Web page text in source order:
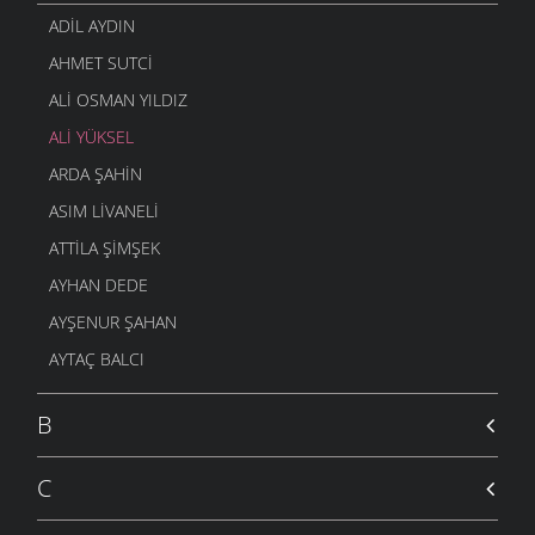
KYOTO YÜK DEĞIL AVANTAJ SAĞLIYOR
ŞAVŞAT.COM
BIR ŞEYLER YAPMANIN ÖNÜNDEKI ÜÇ ENGEL
ŞAVŞAT.COM - 9 NISAN 2007
ADIL AYDIN
AHMET SUTCI
ALI OSMAN YILDIZ
ALI YÜKSEL
ARDA ŞAHIN
ASIM LIVANELI
ATTILA ŞIMŞEK
AYHAN DEDE
AYŞENUR ŞAHAN
AYTAÇ BALCI
B
C